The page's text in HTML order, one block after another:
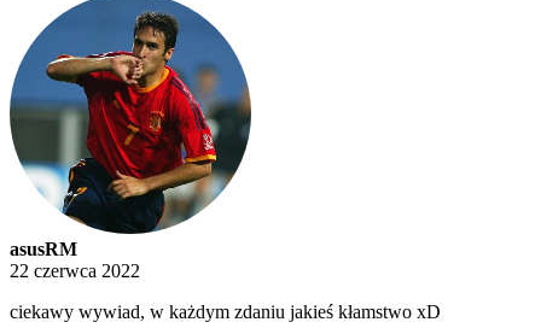
asusRM
22 czerwca 2022
ciekawy wywiad, w każdym zdaniu jakieś kłamstwo xD